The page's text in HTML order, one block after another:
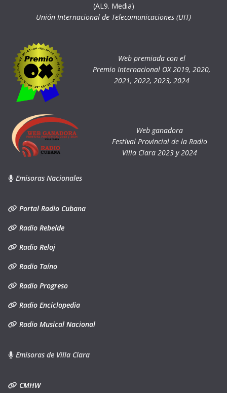
(AL9. Media)
Unión Internacional de Telecomunicaciones (UIT)
Web premiada con el
Premio Internacional OX 2019, 2020,
2021, 2022, 2023, 2024
Web ganadora
Festival Provincial de la Radio
Villa Clara 2023 y 2024
Emisoras Nacionales
Portal Radio Cubana
Radio Rebelde
Radio Reloj
Radio Taíno
Radio Progreso
Radio Enciclopedia
Radio Musical Nacional
Emisoras de Villa Clara
CMHW